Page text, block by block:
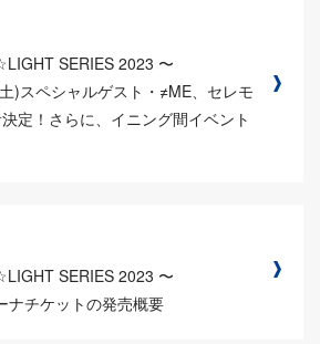
SERIES 2023 〜
)スペシャルゲスト・≠ME、セレモ
定！さらに、イニング間イベント
SERIES 2023 〜
ナチケットの発売概要